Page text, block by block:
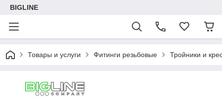
BIGLINE
Товары и услуги Фитинги резьбовые Тройники и